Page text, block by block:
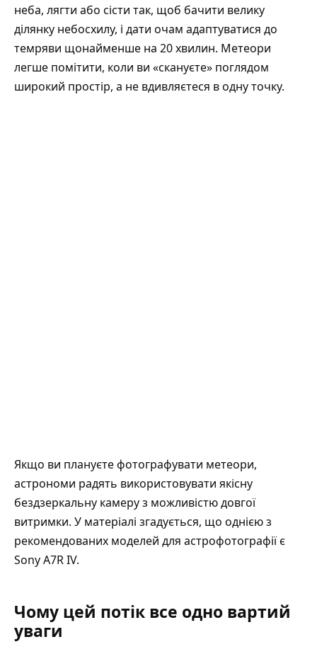
неба, лягти або сісти так, щоб бачити велику
ділянку небосхилу, і дати очам адаптуватися до
темряви щонайменше на 20 хвилин. Метеори
легше помітити, коли ви «скануєте» поглядом
широкий простір, а не вдивляєтеся в одну точку.
Якщо ви плануєте фотографувати метеори,
астрономи радять використовувати якісну
бездзеркальну камеру з можливістю довгої
витримки. У матеріалі згадується, що однією з
рекомендованих моделей для астрофотографії є
Sony A7R IV.
Чому цей потік все одно вартий
уваги